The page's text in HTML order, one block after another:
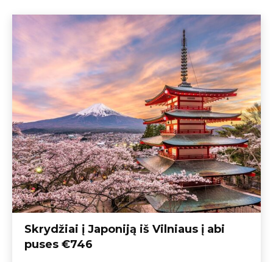
Skrydžiai į Japoniją iš Vilniaus į abi
puses €746